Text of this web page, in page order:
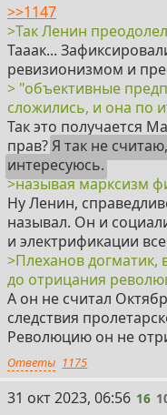
>>1147
>Так Ленин
Тааак...
ревизионизмом и
> "объективные
сложились, и она по
Так это получается
прав?Я так не
интересуюсь.
>называя марксизм
Ну Ленин,
называл. Он и
и электрификации
>Плеханов
до отрицания
А он не считал
следствия
Революцию он не
Ответы 1175
16
31 окт 2023, 06:56 16